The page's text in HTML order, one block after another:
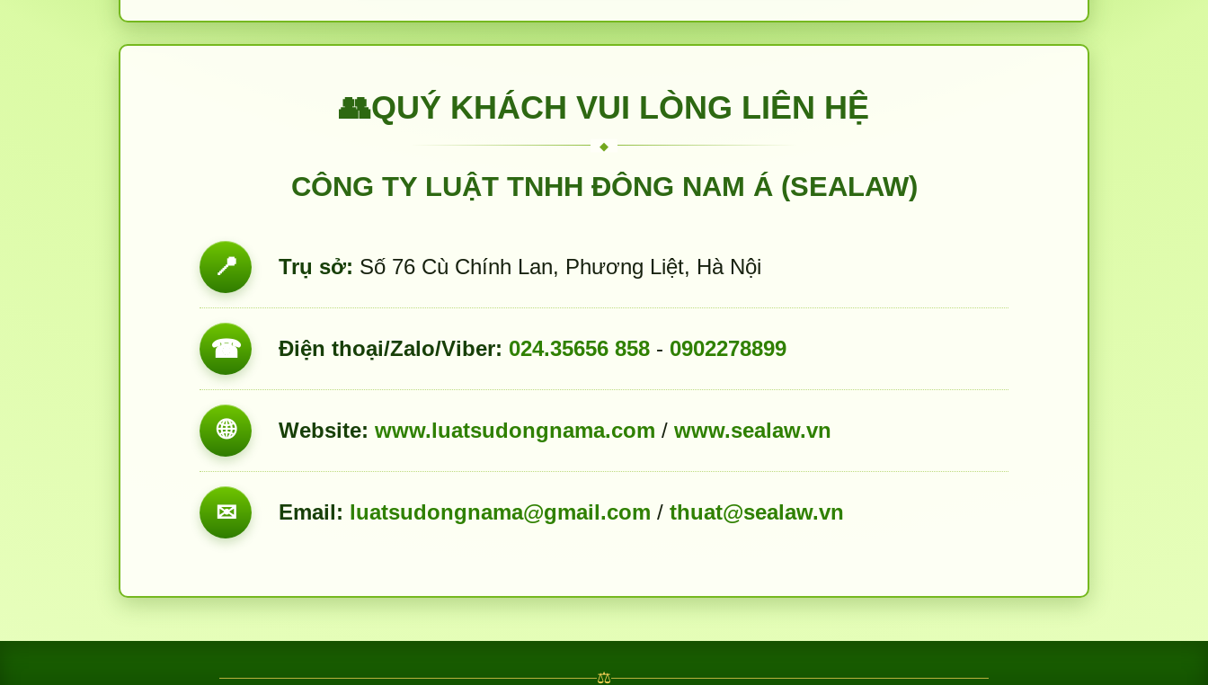
👥QUÝ KHÁCH VUI LÒNG LIÊN HỆ
CÔNG TY LUẬT TNHH ĐÔNG NAM Á (SEALAW)
📍 Trụ sở: Số 76 Cù Chính Lan, Phương Liệt, Hà Nội
☎ Điện thoại/Zalo/Viber: 024.35656 858 - 0902278899
🌐 Website: www.luatsudongnama.com / www.sealaw.vn
✉ Email: luatsudongnama@gmail.com / thuat@sealaw.vn
⚖